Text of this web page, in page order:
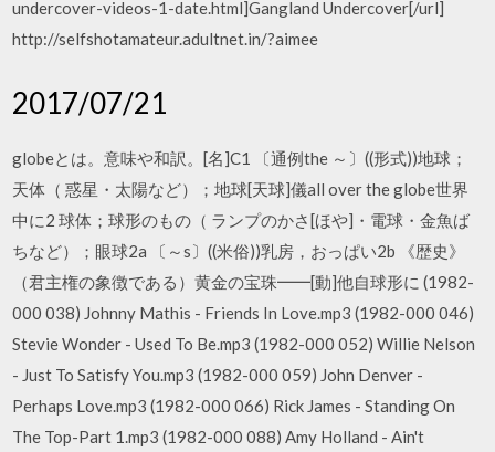
undercover-videos-1-date.html]Gangland Undercover[/url]
http://selfshotamateur.adultnet.in/?aimee
2017/07/21
globeとは。意味や和訳。[名]C1 〔通例the ～〕((形式))地球；
天体（ 惑星・太陽など）；地球[天球]儀all over the globe世界
中に2 球体；球形のもの（ ランプのかさ[ほや]・電球・金魚ば
ちなど）；眼球2a 〔～s〕((米俗))乳房，おっぱい2b 《歴史》
（君主権の象徴である）黄金の宝珠━━[動]他自球形に (1982-
000 038) Johnny Mathis - Friends In Love.mp3 (1982-000 046)
Stevie Wonder - Used To Be.mp3 (1982-000 052) Willie Nelson
- Just To Satisfy You.mp3 (1982-000 059) John Denver -
Perhaps Love.mp3 (1982-000 066) Rick James - Standing On
The Top-Part 1.mp3 (1982-000 088) Amy Holland - Ain't